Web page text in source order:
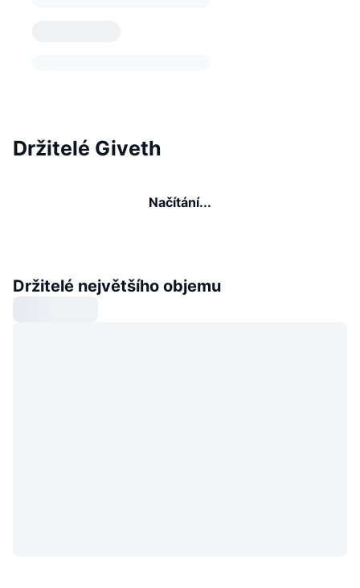
Držitelé Giveth
Načítání...
Držitelé největšího objemu